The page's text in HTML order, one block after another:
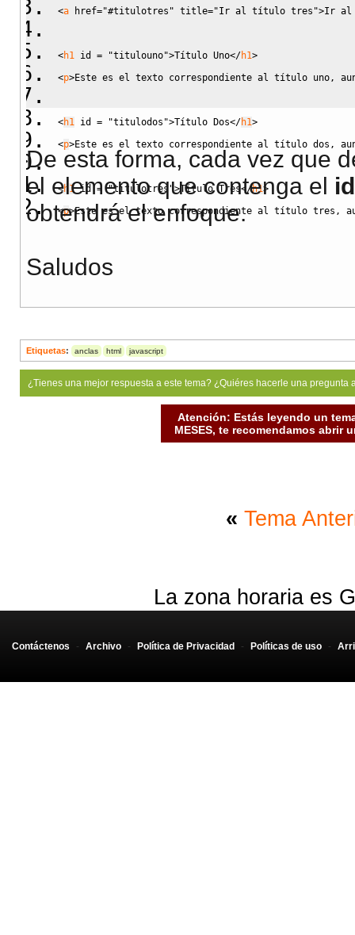
<a href="#titulotres" title="Ir al título tres">Ir al
<h1 id = "titulouno">Título Uno</h1>
<p>Este es el texto correspondiente al título uno,
<h1 id = "titulodos">Título Dos</h1>
<p>Este es el texto correspondiente al título dos,
<h1 id = "titulotres">Título Tres< /h1>
<p>Este es el texto correspondiente al título tres,
De esta forma, cada vez que
el elemento que contenga el id
obtendrá el enfoque.
Saludos
Etiquetas: anclas html javascript
¿Tienes una mejor respuesta a este tema? ¿Quiéres hacerle una
Atención: Estás leyendo un
MESES, te recomendamos abrir
« Tema
La zona horaria es
Contáctenos - Archivo - Política de Privacidad - Políticas de uso -